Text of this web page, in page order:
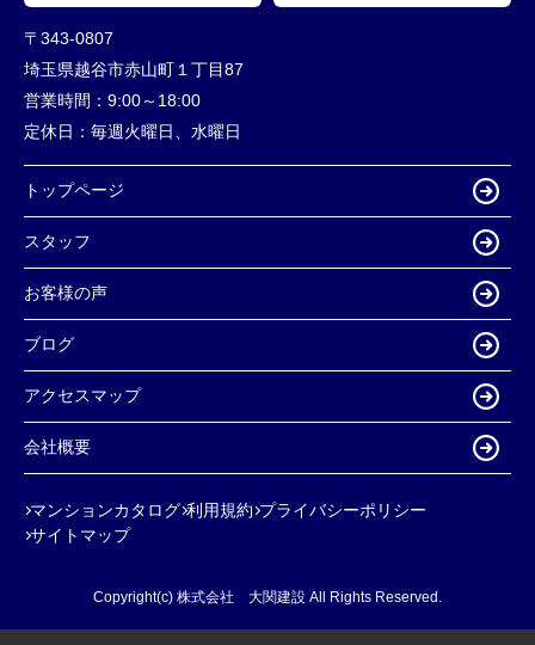
〒343-0807
埼玉県越谷市赤山町１丁目87
営業時間： 9:00～18:00
定休日： 毎週火曜日、水曜日
トップページ
スタッフ
お客様の声
ブログ
アクセスマップ
会社概要
マンションカタログ 利用規約 プライバシーポリシー
サイトマップ
Copyright(c) 株式会社 大関建設 All Rights Reserved.